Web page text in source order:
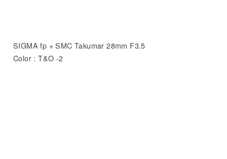
SIGMA fp + SMC Takumar 28mm F3.5
Color : T&O -2